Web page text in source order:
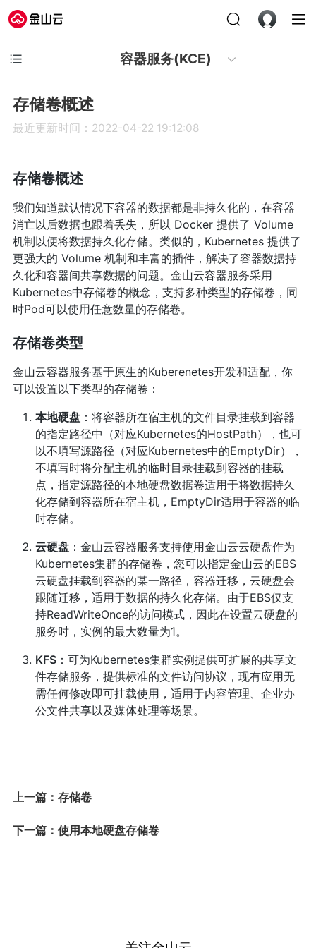
容器服务(KCE)
存储卷概述
最近更新时间：2022-04-22 19:12:08
存储卷概述
我们知道默认情况下容器的数据都是非持久化的，在容器
消亡以后数据也跟着丢失，所以 Docker 提供了 Volume
机制以便将数据持久化存储。类似的，Kubernetes 提供了
更强大的 Volume 机制和丰富的插件，解决了容器数据持
久化和容器间共享数据的问题。金山云容器服务采用
Kubernetes中存储卷的概念，支持多种类型的存储卷，同
时Pod可以使用任意数量的存储卷。
存储卷类型
金山云容器服务基于原生的Kuberenetes开发和适配，你
可以设置以下类型的存储卷：
本地硬盘：将容器所在宿主机的文件目录挂载到容器
的指定路径中（对应Kubernetes的HostPath），也可
以不填写源路径（对应Kubernetes中的EmptyDir），
不填写时将分配主机的临时目录挂载到容器的挂载
点，指定源路径的本地硬盘数据卷适用于将数据持久
化存储到容器所在宿主机，EmptyDir适用于容器的临
时存储。
云硬盘：金山云容器服务支持使用金山云云硬盘作为
Kubernetes集群的存储卷，您可以指定金山云的EBS
云硬盘挂载到容器的某一路径，容器迁移，云硬盘会
跟随迁移，适用于数据的持久化存储。由于EBS仅支
持ReadWriteOnce的访问模式，因此在设置云硬盘的
服务时，实例的最大数量为1。
KFS：可为Kubernetes集群实例提供可扩展的共享文
件存储服务，提供标准的文件访问协议，现有应用无
需任何修改即可挂载使用，适用于内容管理、企业办
公文件共享以及媒体处理等场景。
上一篇：存储卷
下一篇：使用本地硬盘存储卷